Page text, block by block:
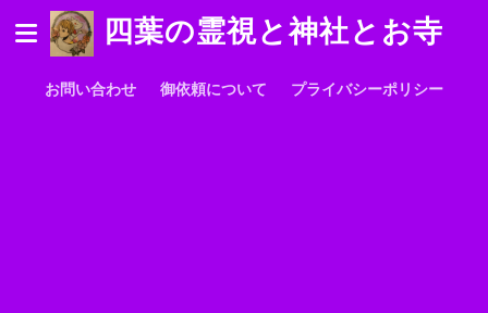
四葉の霊視と神社とお寺
お問い合わせ 御依頼について プライバシーポリシー